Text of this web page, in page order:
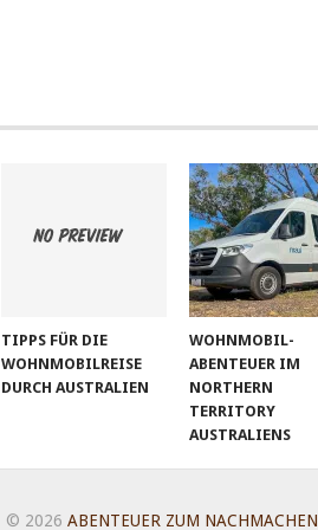
TIPPS FÜR DIE
WOHNMOBILREISE
DURCH AUSTRALIEN
WOHNMOBIL-
ABENTEUER IM
NORTHERN
TERRITORY
AUSTRALIENS
© 2026 ABENTEUER ZUM NACHMACHEN